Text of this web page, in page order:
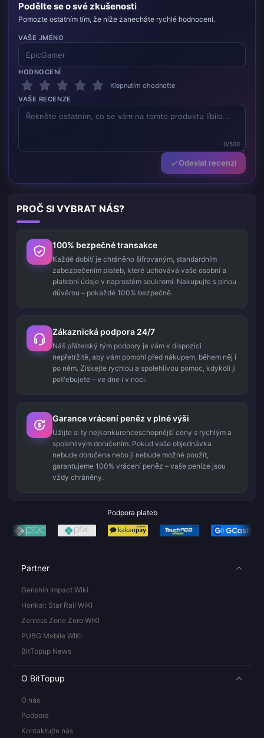
Podělte se o své zkušenosti
Pomozte ostatním tím, že níže zanecháte rychlé hodnocení.
VAŠE JMÉNO
HODNOCENÍ
Klepnutím ohodnoťte
VAŠE RECENZE
0/500
Odeslat recenzi
PROČ SI VYBRAT NÁS?
100% bezpečné transakce
Každé dobití je chráněno šifrovaným, standardním
zabezpečením plateb, které uchovává vaše osobní a
platební údaje v naprostém soukromí. Nakupujte s plnou
důvěrou – pokaždé 100% bezpečně.
Zákaznická podpora 24/7
Náš přátelský tým podpory je vám k dispozici
nepřetržitě, aby vám pomohl před nákupem, během něj i
po něm. Získejte rychlou a spolehlivou pomoc, kdykoli ji
potřebujete – ve dne i v noci.
Garance vrácení peněz v plné výši
Užijte si ty nejkonkurenceschopnější ceny s rychlým a
spolehlivým doručením. Pokud vaše objednávka
nebude doručena nebo ji nebude možné použít,
garantujeme 100% vrácení peněz – vaše peníze jsou
vždy chráněny.
Podpora plateb
Partner
Genshin Impact Wiki
Honkai: Star Rail WIKI
Zenless Zone Zero WIKI
PUBG Mobile WIKI
BitTopup News
O BitTopup
O nás
Podpora
Kontaktujte nás